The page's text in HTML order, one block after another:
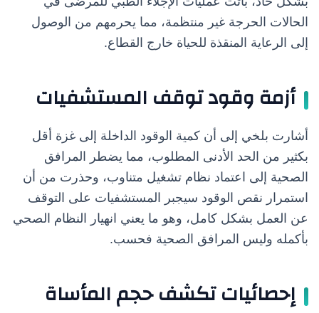
الحالات الحرجة غير منتظمة، مما يحرمهم من الوصول
إلى الرعاية المنقذة للحياة خارج القطاع.
أزمة وقود توقف المستشفيات
أشارت بلخي إلى أن كمية الوقود الداخلة إلى غزة أقل
بكثير من الحد الأدنى المطلوب، مما يضطر المرافق
الصحية إلى اعتماد نظام تشغيل متناوب، وحذرت من أن
استمرار نقص الوقود سيجبر المستشفيات على التوقف
عن العمل بشكل كامل، وهو ما يعني انهيار النظام الصحي
بأكمله وليس المرافق الصحية فحسب.
إحصائيات تكشف حجم المأساة